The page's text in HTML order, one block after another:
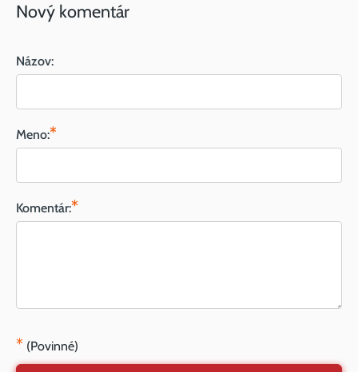
Nový komentár
Názov:
Meno:*
Komentár:*
* (Povinné)